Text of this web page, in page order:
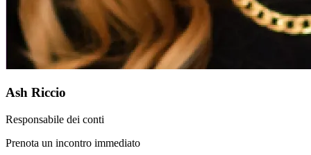
Ash Riccio
Responsabile dei conti
Prenota un incontro immediato